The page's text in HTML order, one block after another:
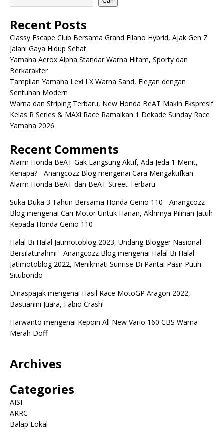
Recent Posts
Classy Escape Club Bersama Grand Filano Hybrid, Ajak Gen Z
Jalani Gaya Hidup Sehat
Yamaha Aerox Alpha Standar Warna Hitam, Sporty dan
Berkarakter
Tampilan Yamaha Lexi LX Warna Sand, Elegan dengan
Sentuhan Modern
Warna dan Striping Terbaru, New Honda BeAT Makin Ekspresif
Kelas R Series & MAXi Race Ramaikan 1 Dekade Sunday Race
Yamaha 2026
Recent Comments
Alarm Honda BeAT Gak Langsung Aktif, Ada Jeda 1 Menit,
Kenapa? - Anangcozz Blogmengenai Cara Mengaktifkan
Alarm Honda BeAT dan BeAT Street Terbaru
Suka Duka 3 Tahun Bersama Honda Genio 110 - Anangcozz
Blogmengenai Cari Motor Untuk Harian, Akhirnya Pilihan Jatuh
Kepada Honda Genio 110
Halal Bi Halal Jatimotoblog 2023, Undang Blogger Nasional
Bersilaturahmi - Anangcozz Blogmengenai Halal Bi Halal
Jatimotoblog 2022, Menikmati Sunrise Di Pantai Pasir Putih
Situbondo
Dinaspajak mengenai Hasil Race MotoGP Aragon 2022,
Bastianini Juara, Fabio Crash!
Harwanto mengenai Kepoin All New Vario 160 CBS Warna
Merah Doff
Archives
Categories
AISI
ARRC
Balap Lokal